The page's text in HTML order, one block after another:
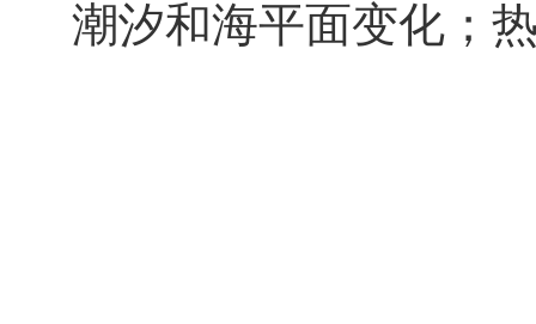
潮汐和海平面变化；